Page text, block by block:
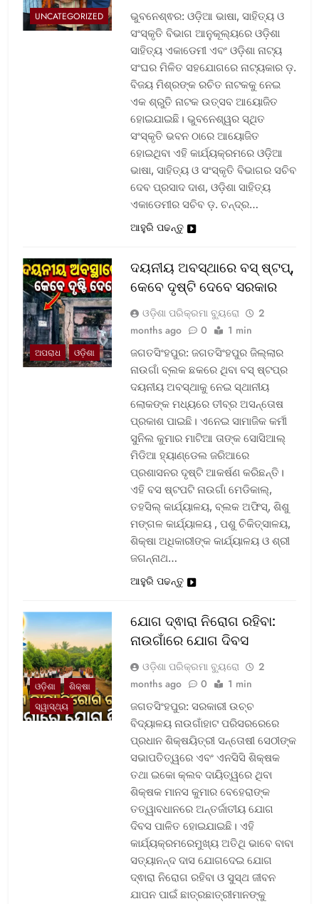
UNCATEGORIZED
ଭୁବନେଶ୍ଵର: ଓଡ଼ିଆ ଭାଷା, ସାହିତ୍ୟ ଓ
ସଂସ୍କୃତି ବିଭାଗ ଆନୁକୂଲ୍ୟରେ ଓଡ଼ିଶା
ସାହିତ୍ୟ ଏକାଡେମୀ ଏବଂ ଓଡ଼ିଶା ନାଟ୍ୟ
ସଂଘର ମିଳିତ ସହଯୋଗରେ ନାଟ୍ୟକାର ଡ଼.
ବିଜୟ ମିଶ୍ରଙ୍କ ରଚିତ ନାଟକକୁ ନେଇ
ଏକ ଶ୍ରୁତି ନାଟକ ଉତ୍ସବ ଆୟୋଜିତ
ହୋଇଯାଇଛି। ଭୁବନେଶ୍ୱର ସ୍ଥିତ
ସଂସ୍କୃତି ଭବନ ଠାରେ ଆୟୋଜିତ
ହୋଇଥିବା ଏହି କାର୍ଯ୍ୟକ୍ରମରେ ଓଡ଼ିଆ
ଭାଷା, ସାହିତ୍ୟ ଓ ସଂସ୍କୃତି ବିଭାଗର ସଚିବ
ଦେବ ପ୍ରସାଦ ଦାଶ, ଓଡ଼ିଶା ସାହିତ୍ୟ
ଏକାଡେମୀର ସଚିବ ଡ଼. ଚନ୍ଦ୍ର…
ଆହୁରି ପଢନ୍ତୁ
ଅପରାଧ ଓଡ଼ିଶା
ଦୟନୀୟ ଅବସ୍ଥାରେ ବସ୍‌ ଷ୍ଟପ୍‌,
କେବେ ଦୃଷ୍ଟି ଦେବେ ସରକାର
ଓଡ଼ିଶା ପରିକ୍ରମା ବ୍ୟୁରୋ
2
months ago
0 1 min
ଜଗତସିଂହପୁର: ଜଗତସିଂହପୁର ଜିଲ୍ଲାର
ନାଉଗାଁ ବ୍ଲକ ଛକରେ ଥିବା ବସ୍‌ ଷ୍ଟପ୍‌ର
ଦୟନୀୟ ଅବସ୍ଥାକୁ ନେଇ ସ୍ଥାନୀୟ
ଲୋକଙ୍କ ମଧ୍ୟରେ ତୀବ୍ର ଅସନ୍ତୋଷ
ପ୍ରକାଶ ପାଇଛି। ଏନେଇ ସାମାଜିକ କର୍ମୀ
ସୁନିଲ କୁମାର ମାଟିଆ ତାଙ୍କ ସୋସିଆଲ୍‌
ମିଡିଆ ହ୍ୟାଣ୍ଡେଲ ଜରିଆରେ
ପ୍ରଶାସନର ଦୃଷ୍ଟି ଆକର୍ଷଣ କରିଛନ୍ତି।
ଏହି ବସ ଷ୍ଟପଟି ନାଉଗାଁ ମେଡିକାଲ୍‌,
ତହସିଲ୍‌ କାର୍ଯ୍ୟାଳୟ, ବ୍ଲକ ଅଫିସ୍‌, ଶିଶୁ
ମଙ୍ଗଳ କାର୍ଯ୍ୟାଳୟ , ପଶୁ ଚିକିତ୍ସାଳୟ,
ଶିକ୍ଷା ଅଧିକାରୀଙ୍କ କାର୍ଯ୍ୟାଳୟ ଓ ଶ୍ରୀ
ଜଗନ୍ନାଥ…
ଆହୁରି ପଢନ୍ତୁ
ଓଡ଼ିଶା
ଶିକ୍ଷା
ସ୍ୱାସ୍ଥ୍ୟ
ଯୋଗ ଦ୍ଵାରା ନିରୋଗ ରହିବା:
ନାଉଗାଁରେ ଯୋଗ ଦିବସ
ଓଡ଼ିଶା ପରିକ୍ରମା ବ୍ୟୁରୋ
2
months ago
0 1 min
ଜଗତସିଂହପୁର: ସରକାରୀ ଉଚ୍ଚ
ବିଦ୍ୟାଳୟ ନାଉଗାଁହାଟ ପରିସରରେରେ
ପ୍ରଧାନ ଶିକ୍ଷୟିତ୍ରୀ ସନ୍ତୋଷୀ ସେଠୀଙ୍କ
ସଭାପତିତ୍ୱରେ ଏବଂ ଏନସିସି ଶିକ୍ଷକ
ତଥା ଇକୋ କ୍ଲବ ଦାୟିତ୍ୱରେ ଥିବା
ଶିକ୍ଷକ ମାନସ କୁମାର ବେହେରାଙ୍କ
ତତ୍ୱାବଧାନରେ ଅନ୍ତର୍ଜାତୀୟ ଯୋଗ
ଦିବସ ପାଳିତ ହୋଇଯାଇଛି। ଏହି
କାର୍ଯ୍ୟକ୍ରମରେମୁଖ୍ୟ ଅତିଥି ଭାବେ ବାବା
ସତ୍ୟାନନ୍ଦ ଦାସ ଯୋଗଦେଇ ଯୋଗ
ଦ୍ଵାରା ନିରୋଗ ରହିବା ଓ ସୁସ୍ଥ ଜୀବନ
ଯାପନ ପାଇଁ ଛାତ୍ରଛାତ୍ରୀମାନଙ୍କୁ